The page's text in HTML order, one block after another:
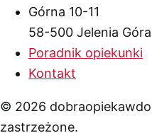
Górna 10-11
58-500 Jelenia Góra
Poradnik opiekunki
Kontakt
© 2026
zastrzeżone.